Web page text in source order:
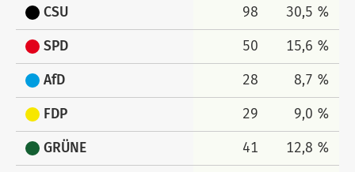
CSU 98 30,5 %
SPD 50 15,6 %
AfD 28 8,7 %
FDP 29 9,0 %
GRÜNE 41 12,8 %